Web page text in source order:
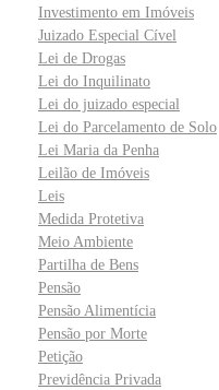
Investimento em Imóveis
Juizado Especial Cível
Lei de Drogas
Lei do Inquilinato
Lei do juizado especial
Lei do Parcelamento de Solo
Lei Maria da Penha
Leilão de Imóveis
Leis
Medida Protetiva
Meio Ambiente
Partilha de Bens
Pensão
Pensão Alimentícia
Pensão por Morte
Petição
Previdência Privada